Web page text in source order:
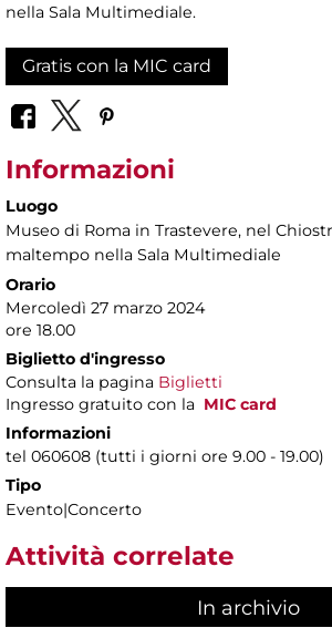
nella Sala Multimediale.
Gratis con la MIC card
Informazioni
Luogo
Museo di Roma in Trastevere, nel
maltempo nella Sala Multimediale
Orario
Mercoledì 27 marzo 2024
ore 18.00
Biglietto d'ingresso
Consulta la pagina Biglietti
Ingresso gratuito con la MIC card
Informazioni
tel 060608 (tutti i giorni ore 9.00 - 19.00)
Tipo
Evento|Concerto
Attività correlate
In archivio